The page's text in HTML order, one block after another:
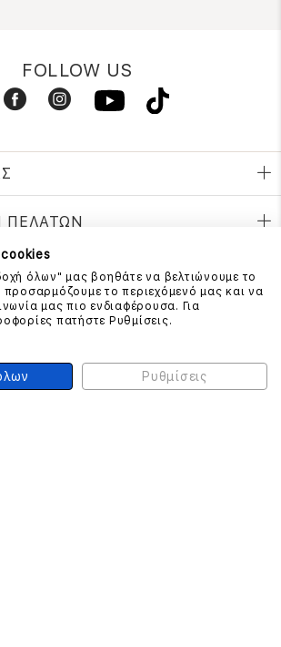
FOLLOW US
ΠΕΛΑΤΩΝ
ΜΑΖΙ ΜΑΣ
210 999 4510
όλων" μας βοηθάτε να βελτιώνουμε το
το περιεχόμενό μας και να
μας πιο ενδιαφέρουσα. Για
πατήστε Ρυθμίσεις.
Ρυθμίσεις